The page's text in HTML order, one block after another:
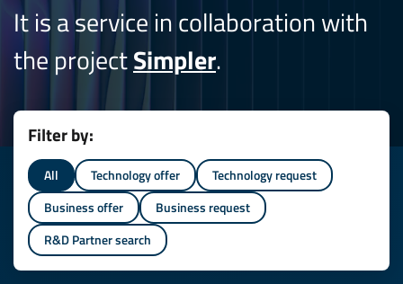
It is a service in collaboration with
the projectSimpler.
Filter by:
All Technology offer
Technology request
Business offer
Business request
R&D Partner search